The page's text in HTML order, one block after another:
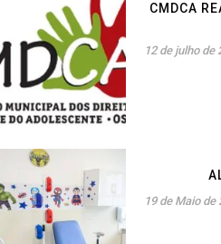
CMDCA
12 de julho de
19 de Maio de